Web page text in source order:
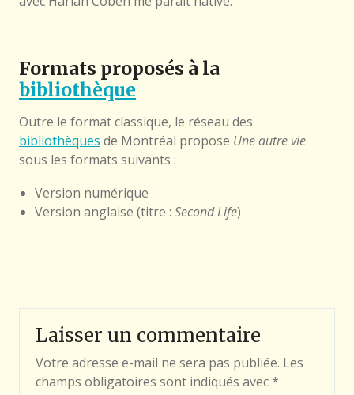
Formats proposés à la
bibliothèque
Outre le format classique, le réseau des
bibliothèques de Montréal propose Une autre vie
sous les formats suivants :
Version numérique
Version anglaise (titre : Second Life)
Laisser un commentaire
Votre adresse e-mail ne sera pas publiée. Les
champs obligatoires sont indiqués avec*